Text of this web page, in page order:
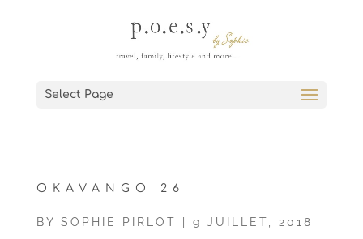
Select Page
OKAVANGO 26
BY SOPHIE PIRLOT 9 JUILLET, 2018